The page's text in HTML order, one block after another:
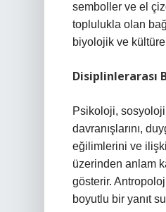
semboller ve el
toplulukla olan
biyolojik ve
Disiplinlerarası
Psikoloji,
davranışlarını,
eğilimlerini ve
üzerinden anlam
gösterir.
boyutlu bir yanıt